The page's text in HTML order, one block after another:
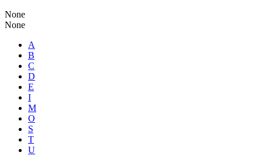
None
None
A
B
C
D
E
I
M
O
S
T
U